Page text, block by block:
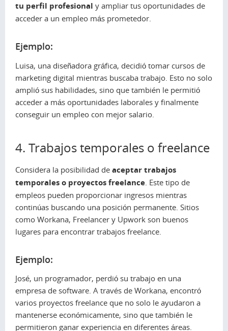
tu perfil profesional y ampliar tus oportunidades de
acceder a un empleo más prometedor.
Ejemplo:
Luisa, una diseñadora gráfica, decidió tomar cursos de
marketing digital mientras buscaba trabajo. Esto no solo
amplió sus habilidades, sino que también le permitió
acceder a más oportunidades laborales y finalmente
conseguir un empleo con mejor salario.
4. Trabajos temporales o freelance
Considera la posibilidad de aceptar trabajos
temporales o proyectos freelance. Este tipo de
empleos pueden proporcionar ingresos mientras
continúas buscando una posición permanente. Sitios
como Workana, Freelancer y Upwork son buenos
lugares para encontrar trabajos freelance.
Ejemplo:
José, un programador, perdió su trabajo en una
empresa de software. A través de Workana, encontró
varios proyectos freelance que no solo le ayudaron a
mantenerse económicamente, sino que también le
permitieron ganar experiencia en diferentes áreas.